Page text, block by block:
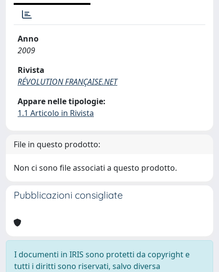
Anno
2009
Rivista
RÉVOLUTION FRANÇAISE.NET
Appare nelle tipologie:
1.1 Articolo in Rivista
File in questo prodotto:
Non ci sono file associati a questo prodotto.
Pubblicazioni consigliate
I documenti in IRIS sono protetti da copyright e
tutti i diritti sono riservati, salvo diversa